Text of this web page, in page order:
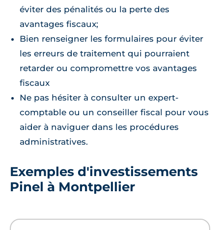
éviter des pénalités ou la perte des
avantages fiscaux;
Bien renseigner les formulaires pour éviter
les erreurs de traitement qui pourraient
retarder ou compromettre vos avantages
fiscaux
Ne pas hésiter à consulter un expert-
comptable ou un conseiller fiscal pour vous
aider à naviguer dans les procédures
administratives.
Exemples d'investissements
Pinel à Montpellier